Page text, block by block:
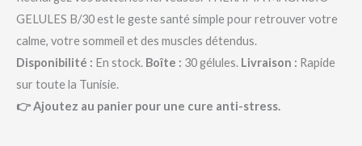
GELULES B/30 est le geste santé simple pour retrouver votre
calme, votre sommeil et des muscles détendus.
Disponibilité : En stock. Boîte : 30 gélules. Livraison : Rapide
sur toute la Tunisie.
👉 Ajoutez au panier pour une cure anti-stress.